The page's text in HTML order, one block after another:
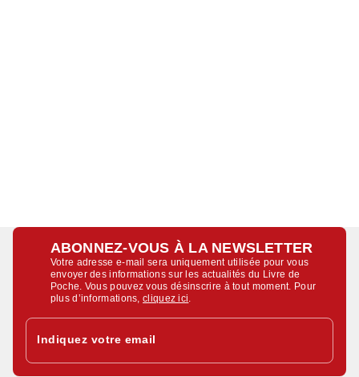
ABONNEZ-VOUS À LA NEWSLETTER
Votre adresse e-mail sera uniquement utilisée pour vous
envoyer des informations sur les actualités du Livre de
Poche. Vous pouvez vous désinscrire à tout moment. Pour
plus d’informations,cliquez ici
Indiquez votre email